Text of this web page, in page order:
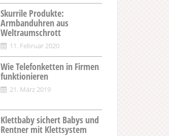
Skurrile Produkte:
Armbanduhren aus
Weltraumschrott
11. Februar 2020
Wie Telefonketten in Firmen
funktionieren
21. März 2019
Klettbaby sichert Babys und
Rentner mit Klettsystem